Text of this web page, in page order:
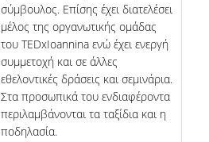
σύμβουλος. Επίσης έχει διατελέσει
μέλος της οργανωτικής ομάδας
του TEDxIoannina ενώ έχει ενεργή
συμμετοχή και σε άλλες
εθελοντικές δράσεις και σεμινάρια.
Στα προσωπικά του ενδιαφέροντα
περιλαμβάνονται τα ταξίδια και η
ποδηλασία.